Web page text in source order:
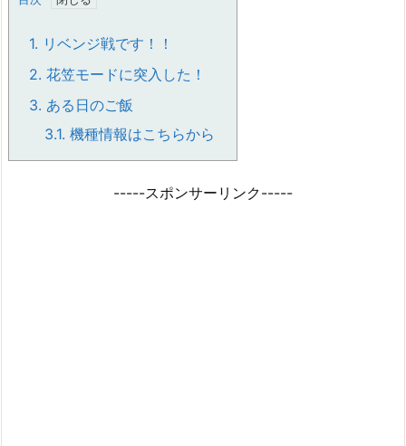
1. リベンジ戦です！！
2. 花笠モードに突入した！
3. ある日のご飯
3.1. 機種情報はこちらから
-----スポンサーリンク-----